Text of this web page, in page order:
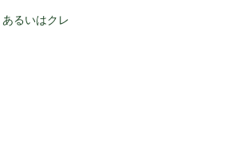
るいはクレ